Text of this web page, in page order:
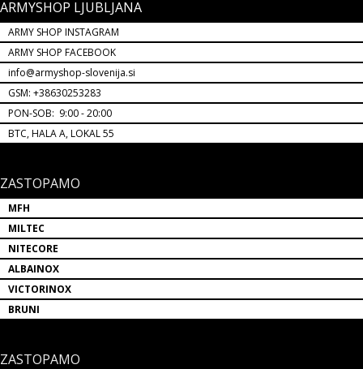
ARMYSHOP LJUBLJANA
ARMY SHOP INSTAGRAM
ARMY SHOP FACEBOOK
info@armyshop-slovenija.si
GSM: +38630253283
PON-SOB: 9:00 - 20:00
BTC, HALA A, LOKAL 55
ZASTOPAMO
MFH
MILTEC
NITECORE
ALBAINOX
VICTORINOX
BRUNI
ZASTOPAMO